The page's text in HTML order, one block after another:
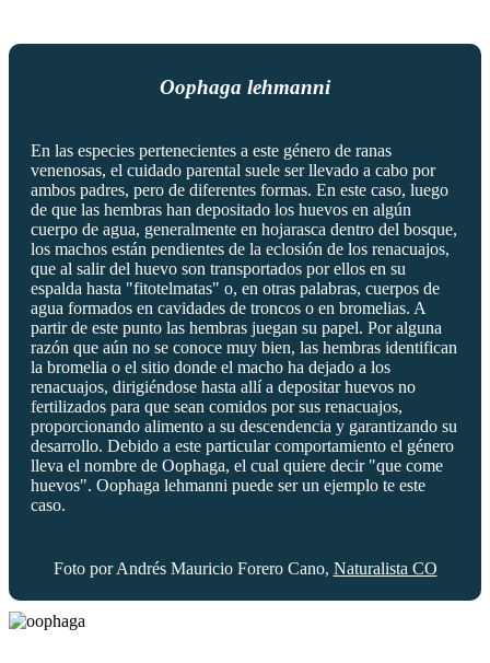
Oophaga lehmanni
En las especies pertenecientes a este género de ranas
venenosas, el cuidado parental suele ser llevado a cabo por
ambos padres, pero de diferentes formas. En este caso, luego
de que las hembras han depositado los huevos en algún
cuerpo de agua, generalmente en hojarasca dentro del bosque,
los machos están pendientes de la eclosión de los renacuajos,
que al salir del huevo son transportados por ellos en su
espalda hasta "fitotelmatas" o, en otras palabras, cuerpos de
agua formados en cavidades de troncos o en bromelias. A
partir de este punto las hembras juegan su papel. Por alguna
razón que aún no se conoce muy bien, las hembras identifican
la bromelia o el sitio donde el macho ha dejado a los
renacuajos, dirigiéndose hasta allí a depositar huevos no
fertilizados para que sean comidos por sus renacuajos,
proporcionando alimento a su descendencia y garantizando su
desarrollo. Debido a este particular comportamiento el género
lleva el nombre de Oophaga, el cual quiere decir "que come
huevos". Oophaga lehmanni puede ser un ejemplo te este
caso.
Foto por Andrés Mauricio Forero Cano, Naturalista CO